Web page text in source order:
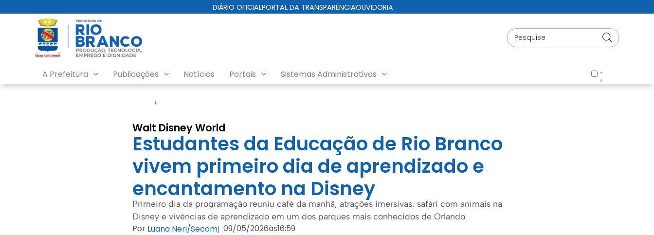
DIÁRIO OFICIALPORTAL DA TRANSPARÊNCIAOUVIDORIA
A Prefeitura Publicações Notícias Portais Sistemas Administrativos
›
Walt Disney World
Estudantes da Educação de Rio Branco
vivem primeiro dia de aprendizado e
encantamento na Disney
Primeiro dia da programação reuniu café da manhã, atrações imersivas, safári com animais na
Disney e vivências de aprendizado em um dos parques mais conhecidos de Orlando
Por Luana Neri/Secom| 09/05/2026às16:59